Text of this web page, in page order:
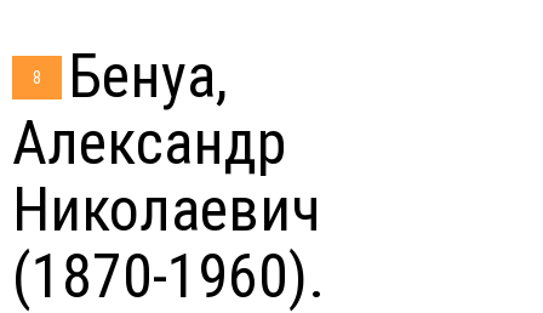
8
Бенуа,
Александр
Николаевич
(1870-1960).